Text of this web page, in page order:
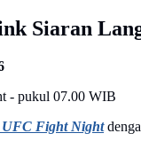
Siaran
- pukul 07.00 WIB
UFC Fight Night